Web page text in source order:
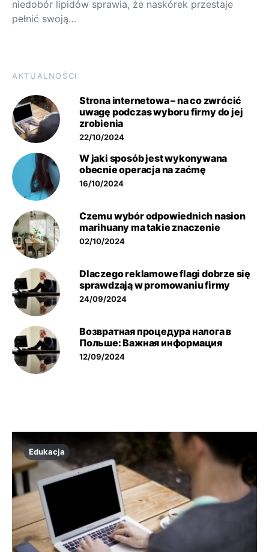
niedobór lipidów sprawia, że naskórek przestaje
pełnić swoją…
AKTUALNOŚCI
Strona internetowa – na co zwrócić
uwagę podczas wyboru firmy do jej
zrobienia
22/10/2024
W jaki sposób jest wykonywana
obecnie operacja na zaćmę
16/10/2024
Czemu wybór odpowiednich nasion
marihuany ma takie znaczenie
02/10/2024
Dlaczego reklamowe flagi dobrze się
sprawdzają w promowaniu firmy
24/09/2024
Возвратная процедура налога в
Польше: Важная информация
12/09/2024
Edukacja